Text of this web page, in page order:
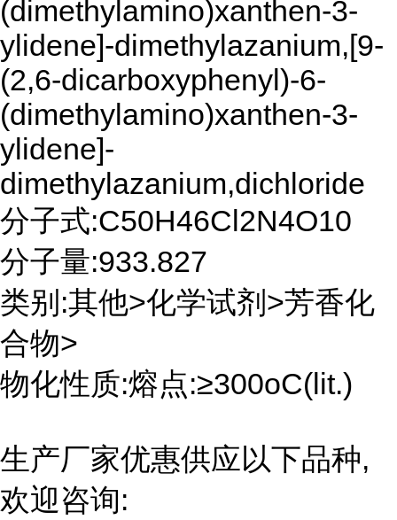
(dimethylamino)xanthen-3-
ylidene]-dimethylazanium,[9-
(2,6-dicarboxyphenyl)-6-
(dimethylamino)xanthen-3-
ylidene]-
dimethylazanium,dichloride
分子式:C50H46Cl2N4O10
分子量:933.827
类别:其他>化学试剂>芳香化
合物>
物化性质:熔点:≥300oC(lit.)
生产厂家优惠供应以下品种,
欢迎咨询: